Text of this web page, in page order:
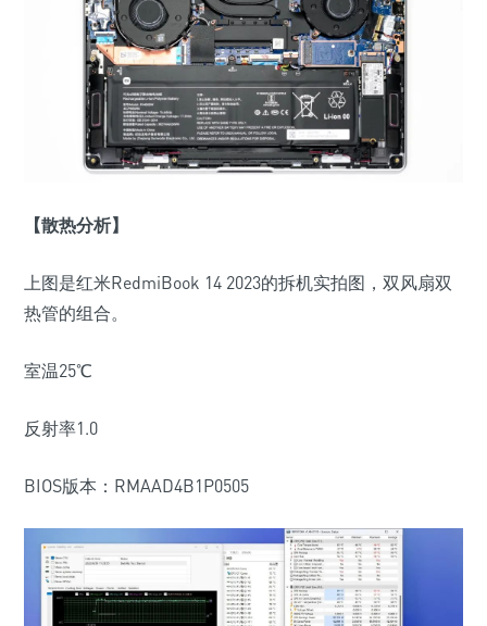
【散热分析】
上图是红米RedmiBook 14 2023的拆机实拍图，双风扇双
热管的组合。
室温25℃
反射率1.0
BIOS版本：RMAAD4B1P0505